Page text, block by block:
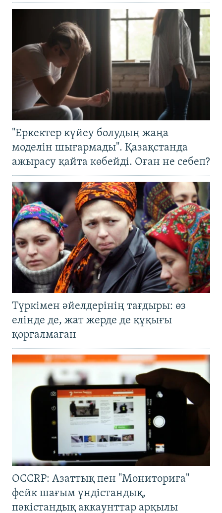
"Еркектер күйеу болудың жаңа
моделін шығармады". Қазақстанда
ажырасу қайта көбейді. Оған не себеп?
Түркімен әйелдерінің тағдыры: өз
елінде де, жат жерде де құқығы
қорғалмаған
OCCRP: Азаттық пен "Мониториға"
фейк шағым үндістандық,
пәкістандық аккаунттар арқылы